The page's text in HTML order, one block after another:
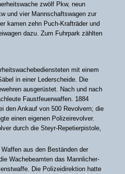
zwölf Pkw, neun
und vier Mannschaftswagen zur
kamen zehn Puch-Krafträder und
dazu. Zum Fuhrpark zählten
mit einem
in einer Lederscheide. Die
ausgerüstet. Nach und nach
Faustfeuerwaffen. 1884
den Ankauf von 500 Revolvern; die
einen eigenen Polizeirevolver.
durch die Steyr-Repetierpistole,
aus den Beständen der
Wachebeamten das Mannlicher-
Die Polizeidirektion hatte